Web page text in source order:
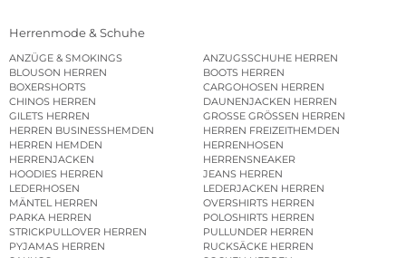
Herrenmode & Schuhe
ANZÜGE & SMOKINGS
ANZUGSSCHUHE HERREN
BLOUSON HERREN
BOOTS HERREN
BOXERSHORTS
CARGOHOSEN HERREN
CHINOS HERREN
DAUNENJACKEN HERREN
GILETS HERREN
GROSSE GRÖSSEN HERREN
HERREN BUSINESSHEMDEN
HERREN FREIZEITHEMDEN
HERREN HEMDEN
HERRENHOSEN
HERRENJACKEN
HERRENSNEAKER
HOODIES HERREN
JEANS HERREN
LEDERHOSEN
LEDERJACKEN HERREN
MÄNTEL HERREN
OVERSHIRTS HERREN
PARKA HERREN
POLOSHIRTS HERREN
STRICKPULLOVER HERREN
PULLUNDER HERREN
PYJAMAS HERREN
RUCKSÄCKE HERREN